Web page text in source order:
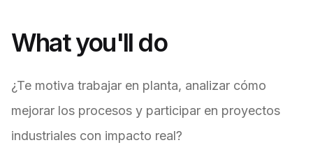
What you'll do
¿Te motiva trabajar en planta, analizar cómo
mejorar los procesos y participar en proyectos
industriales con impacto real?